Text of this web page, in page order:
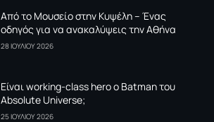
Από το Μουσείο στην Κυψέλη – Ένας
οδηγός για να ανακαλύψεις την Αθήνα
28 ΙΟΥΛΙΟΥ 2026
Είναι working-class hero ο Batman του
Absolute Universe;
25 ΙΟΥΛΙΟΥ 2026